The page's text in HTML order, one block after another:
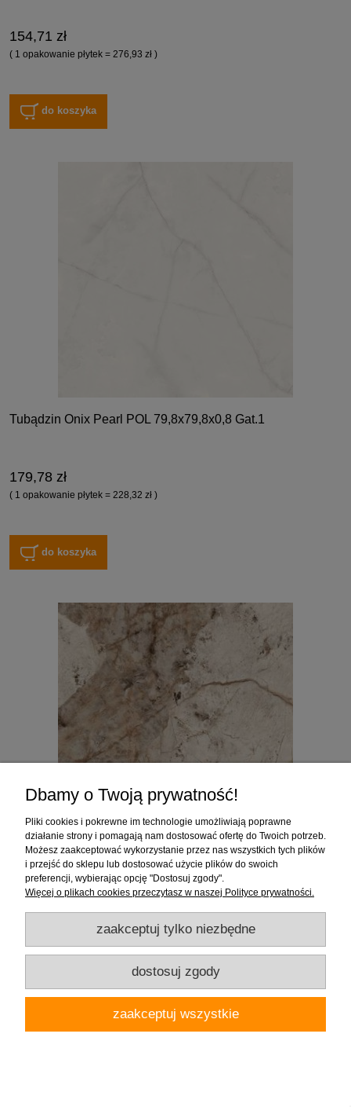
154,71 zł
( 1 opakowanie płytek = 276,93 zł )
do koszyka
Tubądzin Onix Pearl POL 79,8x79,8x0,8 Gat.1
179,78 zł
( 1 opakowanie płytek = 228,32 zł )
do koszyka
Tubądzin Patagonia Naturale POL 119,8x119,8 Gat.1 Płytka
gresowa
258,90 zł
( 1 opakowanie płytek = 745,63 zł )
do koszyka
Dbamy o Twoją prywatność!
Pliki cookies i pokrewne im technologie umożliwiają poprawne
działanie strony i pomagają nam dostosować ofertę do Twoich potrzeb.
Możesz zaakceptować wykorzystanie przez nas wszystkich tych plików
i przejść do sklepu lub dostosować użycie plików do swoich
preferencji, wybierając opcję "Dostosuj zgody".
Więcej o plikach cookies przeczytasz w naszej Polityce prywatności.
zaakceptuj tylko niezbędne
dostosuj zgody
zaakceptuj wszystkie